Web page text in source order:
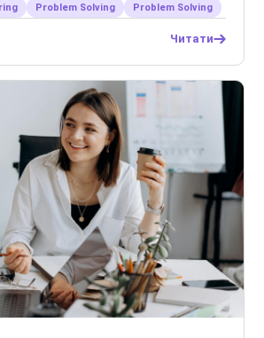
Problem Solving Problem Solving
Читати